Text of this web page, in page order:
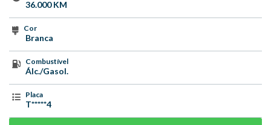
36.000 KM
Cor
Branca
Combustível
Álc./Gasol.
Placa
T*****4